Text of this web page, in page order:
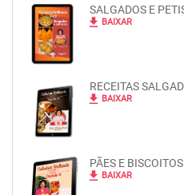
SALGADOS E
file_download BAIXAR
RECEITAS
file_download BAIXAR
PÃES E
file_download BAIXAR